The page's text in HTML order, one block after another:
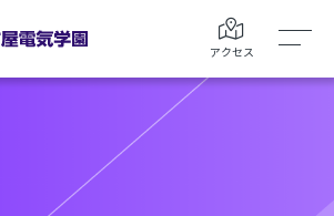
アクセス